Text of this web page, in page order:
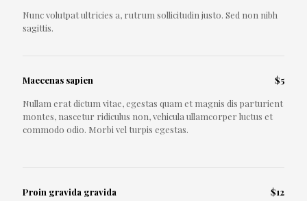
Nunc volutpat ultricies a, rutrum sollicitudin justo. Sed non nibh
sagittis.
Maecenas sapien
$5
Nullam erat dictum vitae, egestas quam et magnis dis parturient
montes, nascetur ridiculus non, vehicula ullamcorper luctus et
commodo odio. Morbi vel turpis egestas.
Proin gravida gravida
$12